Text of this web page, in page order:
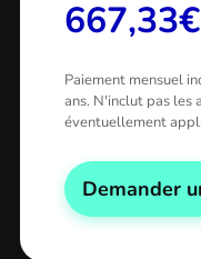
667,33€
Paiement mensuel
ans. N'inclut pas les
éventuellement
Demander